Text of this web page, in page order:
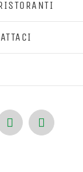
PinterestInstagram